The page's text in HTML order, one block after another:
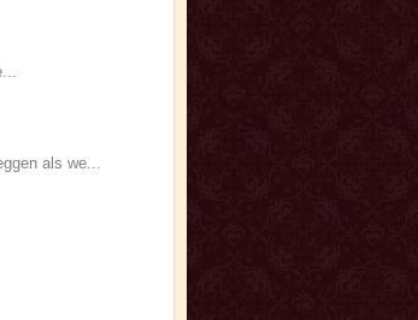
als we...